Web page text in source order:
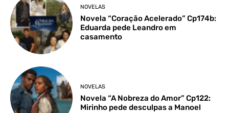
NOVELAS
Novela “Coração Acelerado” Cp174b:
Eduarda pede Leandro em
casamento
NOVELAS
Novela “A Nobreza do Amor” Cp122:
Mirinho pede desculpas a Manoel